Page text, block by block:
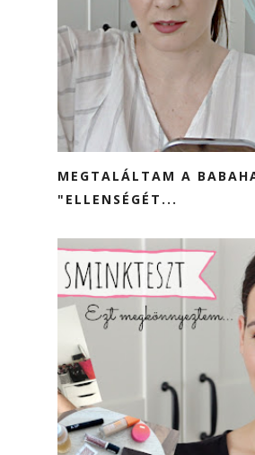
MEGTALÁLTAM A
"ELLENSÉGÉT...